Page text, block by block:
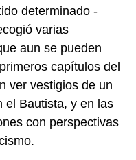
determinado -
varias
aun se pueden
capítulos del
ver vestigios de un
el Bautista, y en las
con perspectivas